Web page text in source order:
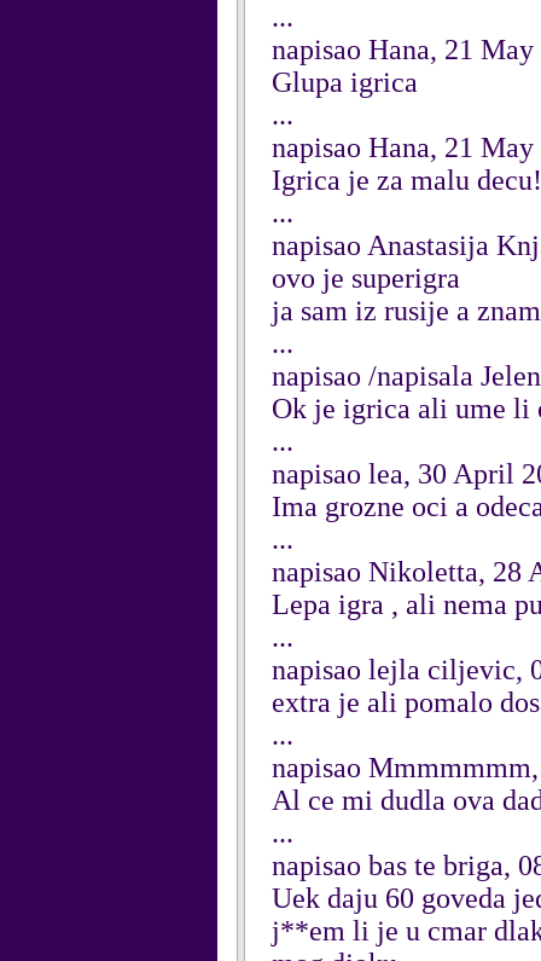
...
napisao Hana, 21 May
Glupa igrica
...
napisao Hana, 21 May
Igrica je za malu decu!
...
napisao Anastasija
ovo je superigra
ja sam iz rusije a
...
napisao /napisala
Ok je igrica ali ume li
...
napisao lea, 30 April
Ima grozne oci a
...
napisao Nikoletta, 28
Lepa igra , ali nema
...
napisao lejla ciljevic,
extra je ali pomalo
...
napisao
Al ce mi dudla ova
...
napisao bas te briga,
Uek daju 60 goveda
j**em li je u cmar